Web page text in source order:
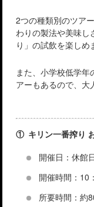
2つの種類別のツア
わりの製法や美味し
り」の試飲を楽しめ
また、小学校低学
アーもあるので、大
① キリン一番搾り
開催日：休館
開催時間：10
所要時間：約